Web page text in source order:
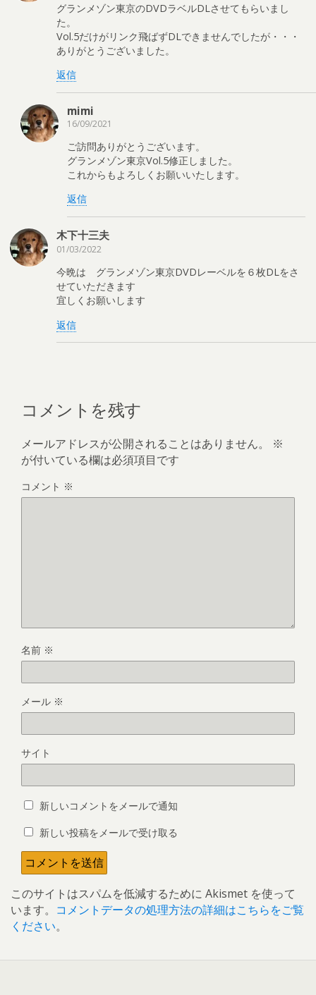
グランメゾン東京のDVDラベルDLさせてもらいまし
た。
Vol.5だけがリンク飛ばずDLできませんでしたが・・・
ありがとうございました。
返信
mimi
16/09/2021
ご訪問ありがとうございます。
グランメゾン東京Vol.5修正しました。
これからもよろしくお願いいたします。
返信
木下十三夫
01/03/2022
今晩は グランメゾン東京DVDレーベルを６枚DLをさ
せていただきます
宜しくお願いします
返信
コメントを残す
メールアドレスが公開されることはありません。
※
が付いている欄は必須項目です
コメント ※
名前 ※
メール ※
サイト
新しいコメントをメールで通知
新しい投稿をメールで受け取る
このサイトはスパムを低減するために Akismet を使って
います。 コメントデータの処理方法の詳細はこちらをご覧
ください。